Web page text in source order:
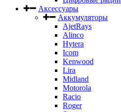
Аксессуары
Аккумуляторы
AjetRays
Alinco
Hytera
Icom
Kenwood
Lira
Midland
Motorola
Racio
Roger